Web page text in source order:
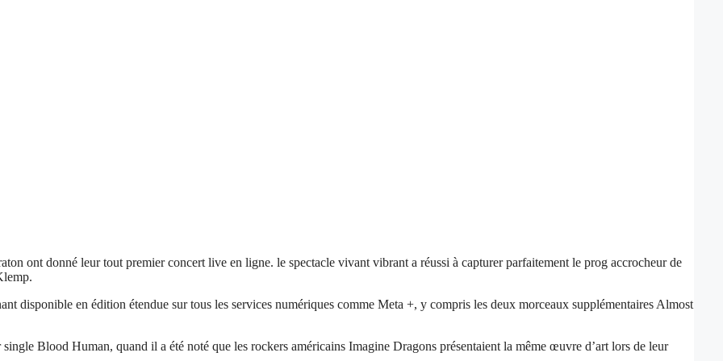
ont donné leur tout premier concert live en ligne. le spectacle vivant vibrant a réussi à capturer parfaitement le prog accrocheur de
disponible en édition étendue sur tous les services numériques comme Meta +, y compris les deux morceaux supplémentaires Almost
Blood Human, quand il a été noté que les rockers américains Imagine Dragons présentaient la même œuvre d’art lors de leur